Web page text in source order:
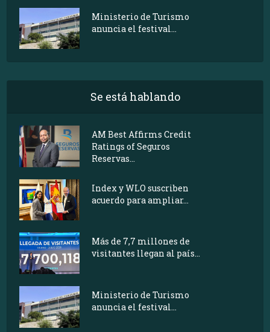
Ministerio de Turismo
anuncia el festival...
Se está hablando
AM Best Affirms Credit
Ratings of Seguros
Reservas...
Index y WLO suscriben
acuerdo para ampliar...
Más de 7,7 millones de
visitantes llegan al país...
Ministerio de Turismo
anuncia el festival...